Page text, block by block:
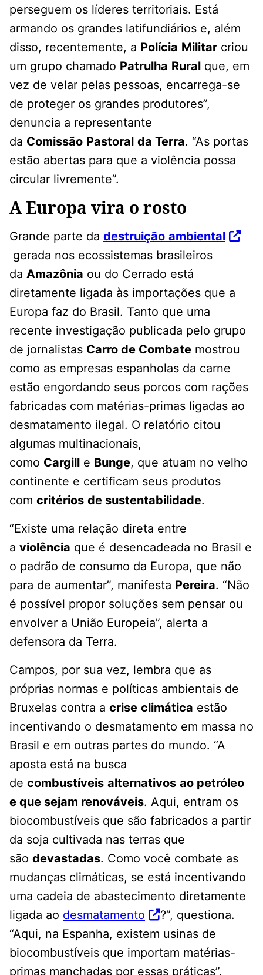
perseguem os líderes territoriais. Está
armando os grandes latifundiários e, além
disso, recentemente, a Polícia Militar criou
um grupo chamado Patrulha Rural que, em
vez de velar pelas pessoas, encarrega-se
de proteger os grandes produtores”,
denuncia a representante
da Comissão Pastoral da Terra. “As portas
estão abertas para que a violência possa
circular livremente”.
A Europa vira o rosto
Grande parte da destruição ambiental
gerada nos ecossistemas brasileiros
da Amazônia ou do Cerrado está
diretamente ligada às importações que a
Europa faz do Brasil. Tanto que uma
recente investigação publicada pelo grupo
de jornalistas Carro de Combate mostrou
como as empresas espanholas da carne
estão engordando seus porcos com rações
fabricadas com matérias-primas ligadas ao
desmatamento ilegal. O relatório citou
algumas multinacionais,
como Cargill e Bunge, que atuam no velho
continente e certificam seus produtos
com critérios de sustentabilidade.
“Existe uma relação direta entre
a violência que é desencadeada no Brasil e
o padrão de consumo da Europa, que não
para de aumentar”, manifesta Pereira. “Não
é possível propor soluções sem pensar ou
envolver a União Europeia”, alerta a
defensora da Terra.
Campos, por sua vez, lembra que as
próprias normas e políticas ambientais de
Bruxelas contra a crise climática estão
incentivando o desmatamento em massa no
Brasil e em outras partes do mundo. “A
aposta está na busca
de combustíveis alternativos ao petróleo
e que sejam renováveis. Aqui, entram os
biocombustíveis que são fabricados a partir
da soja cultivada nas terras que
são devastadas. Como você combate as
mudanças climáticas, se está incentivando
uma cadeia de abastecimento diretamente
ligada ao desmatamento
?”, questiona.
“Aqui, na Espanha, existem usinas de
biocombustíveis que importam matérias-
primas manchadas por essas práticas”.